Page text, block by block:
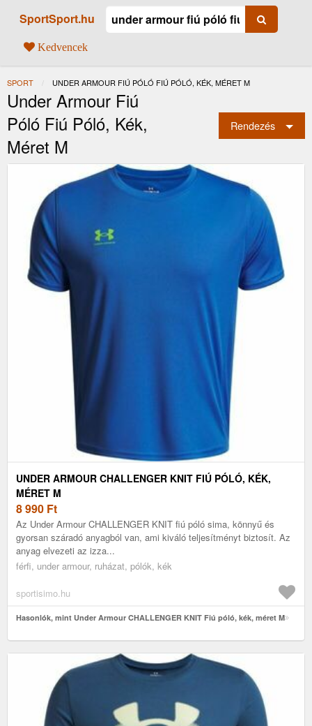
SportSport.hu
Kedvencek
SPORT JELENLEGI:
UNDER ARMOUR FIÚ PÓLÓ FIÚ PÓLÓ, KÉK, MÉRET M
Under Armour Fiú
Póló Fiú Póló, Kék,
Méret M
Rendezés
UNDER ARMOUR CHALLENGER KNIT FIÚ PÓLÓ, KÉK,
MÉRET M
8 990 Ft
Az Under Armour CHALLENGER KNIT fiú póló sima, könnyű és
gyorsan száradó anyagból van, ami kiváló teljesítményt biztosít. Az
anyag elvezeti az izza...
férfi, under armour, ruházat, pólók, kék
sportisimo.hu
Hasonlók, mint Under Armour CHALLENGER KNIT Fiú póló, kék, méret M